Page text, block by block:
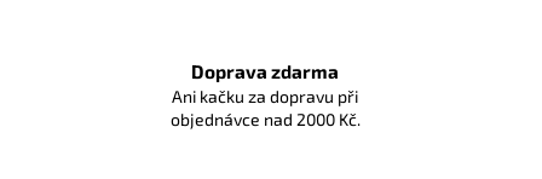
Doprava zdarma
Ani kačku za dopravu při
objednávce nad 2000 Kč.